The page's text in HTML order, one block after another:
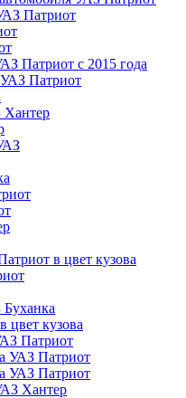
Патриот
Патриот с 2015 года
УАЗ Патриот
Хантер
в цвет кузова
цвет кузова
Патриот
УАЗ Патриот
УАЗ Патриот
Хантер